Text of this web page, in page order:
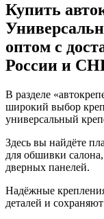
Купить
оптом с
России и
В разделе
широкий выбор
универсальный
Здесь вы найдёте
для обшивки
дверных панелей.
Надёжные
деталей и